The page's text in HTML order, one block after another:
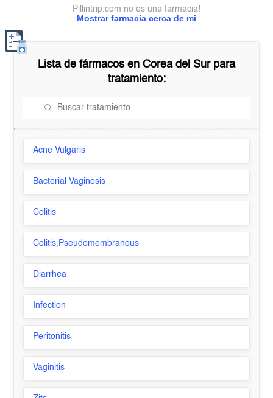
Mostrar farmacia cerca de mi
Pillintrip.com no es una farmacia!
Lista de fármacos en Corea del Surpara
tratamiento:
Acne Vulgaris
Bacterial Vaginosis
Colitis
Colitis,Pseudomembranous
Diarrhea
Infection
Peritonitis
Vaginitis